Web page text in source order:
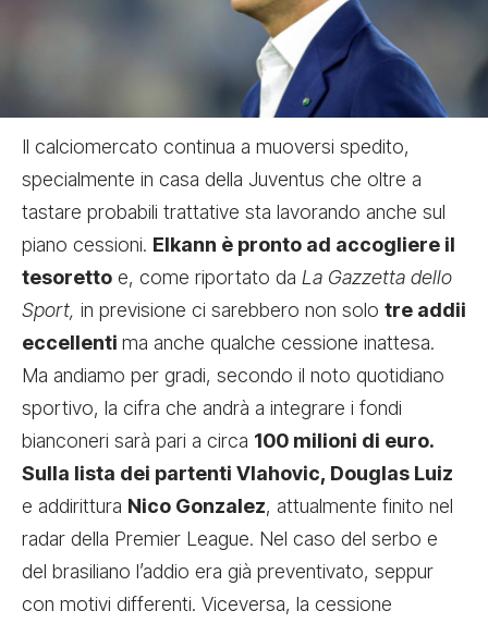
Il calciomercato continua a muoversi spedito,
specialmente in casa della Juventus che oltre a
tastare probabili trattative sta lavorando anche sul
piano cessioni. Elkann è pronto ad accogliere il
tesoretto e, come riportato da La Gazzetta dello
Sport, in previsione ci sarebbero non solo tre addii
eccellenti ma anche qualche cessione inattesa.
Ma andiamo per gradi, secondo il noto quotidiano
sportivo, la cifra che andrà a integrare i fondi
bianconeri sarà pari a circa 100 milioni di euro.
Sulla lista dei partenti Vlahovic, Douglas Luiz
e addirittura Nico Gonzalez, attualmente finito nel
radar della Premier League. Nel caso del serbo e
del brasiliano l’addio era già preventivato, seppur
con motivi differenti. Viceversa, la cessione